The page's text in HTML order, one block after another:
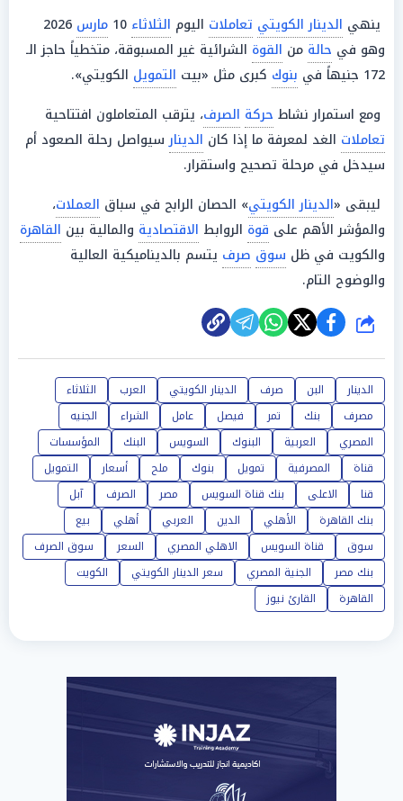
ينهي الدينار الكويتي تعاملات اليوم الثلاثاء مارس 2026
وهو في حالة من القوة الشرائية غير المسبوقة، متخطياً حاجز الـ
172 جنيهاً في
بنوك كبرى مثل «بيت التمويل الكويتي».
ومع استمرار نشاط حركة الصرف، يترقب المتعاملون افتتاحية
تعاملات الغد لمعرفة ما إذا كان الدينارسيواصل رحلة الصعود أم
سيدخل في مرحلة تصحيح واستقرار.
ليبقى «الدينار الكويتي» الحصان الرابح في سباق العملات،
والمؤشر الأهم على قوة الروابط الاقتصادية والمالية بين القاهرة
والكويت في ظل سوق صرف يتسم بالديناميكية العالية
والوضوح التام.
شارك
الدينار البن صرف الدينار الكويتي العرب
الثلاثاء
مصرف
بنك تمر فيصل عامل الشراء
الجنيه
المصري
العربية البنوك السويس البنك
المؤسسات
قناة
المصرفية تمويل بنوك ملح أسعار
التمويل
قنا
الاعلى بنك قناة السويس مصر الصرف
آبل
بنك القاهرة
الأهلي الدين العربي أهلي
بيع
سوق
قناة السويس الاهلي المصري السعر
سوق الصرف
بنك مصر
الجنية المصري سعر الدينار الكويتي
الكويت
القاهرة
القارئ نيوز